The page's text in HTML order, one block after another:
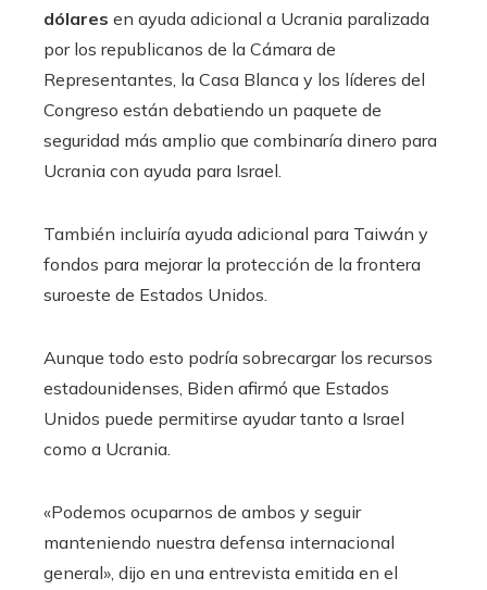
dólares en ayuda adicional a Ucrania paralizada
por los republicanos de la Cámara de
Representantes, la Casa Blanca y los líderes del
Congreso están debatiendo un paquete de
seguridad más amplio que combinaría dinero para
Ucrania con ayuda para Israel.
También incluiría ayuda adicional para Taiwán y
fondos para mejorar la protección de la frontera
suroeste de Estados Unidos.
Aunque todo esto podría sobrecargar los recursos
estadounidenses, Biden afirmó que Estados
Unidos puede permitirse ayudar tanto a Israel
como a Ucrania.
«Podemos ocuparnos de ambos y seguir
manteniendo nuestra defensa internacional
general», dijo en una entrevista emitida en el